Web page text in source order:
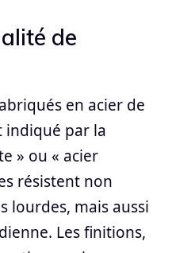
de
en acier de
indiqué par la
» ou « acier
résistent non
lourdes, mais aussi
Les finitions,